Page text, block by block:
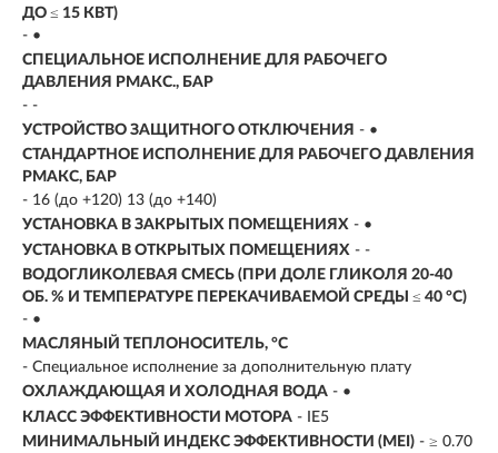
ДО ≤ 15 КВТ)
- •
СПЕЦИАЛЬНОЕ ИСПОЛНЕНИЕ ДЛЯ РАБОЧЕГО
ДАВЛЕНИЯ PМАКС., БАР
- -
УСТРОЙСТВО ЗАЩИТНОГО ОТКЛЮЧЕНИЯ - •
СТАНДАРТНОЕ ИСПОЛНЕНИЕ ДЛЯ РАБОЧЕГО ДАВЛЕНИЯ
PМАКС, БАР
- 16 (до +120) 13 (до +140)
УСТАНОВКА В ЗАКРЫТЫХ ПОМЕЩЕНИЯХ - •
УСТАНОВКА В ОТКРЫТЫХ ПОМЕЩЕНИЯХ - -
ВОДОГЛИКОЛЕВАЯ СМЕСЬ (ПРИ ДОЛЕ ГЛИКОЛЯ 20-40
ОБ. % И ТЕМПЕРАТУРЕ ПЕРЕКАЧИВАЕМОЙ СРЕДЫ ≤ 40 °C)
- •
МАСЛЯНЫЙ ТЕПЛОНОСИТЕЛЬ, °C
- Специальное исполнение за дополнительную плату
ОХЛАЖДАЮЩАЯ И ХОЛОДНАЯ ВОДА - •
КЛАСС ЭФФЕКТИВНОСТИ МОТОРА - IE5
МИНИМАЛЬНЫЙ ИНДЕКС ЭФФЕКТИВНОСТИ (MEI) - ≥ 0.70